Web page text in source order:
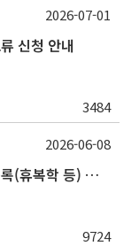
신청 안내
3484
2026-07-01
2026학년도 제2학기 등록금 수납 및 등록(휴복학 등) 일정 안내
9724
2026-06-08